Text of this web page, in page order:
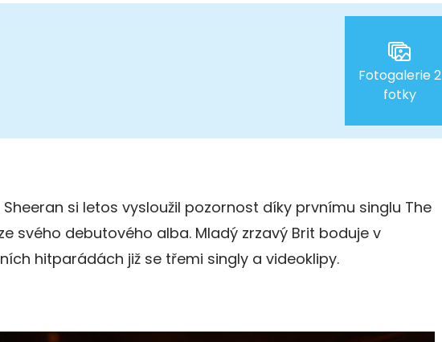
Fotogalerie 2
fotky
Sheeran si letos vysloužil pozornost díky prvnímu singlu The
svého debutového alba. Mladý zrzavý Brit boduje v
hitparádách již se třemi singly a videoklipy.